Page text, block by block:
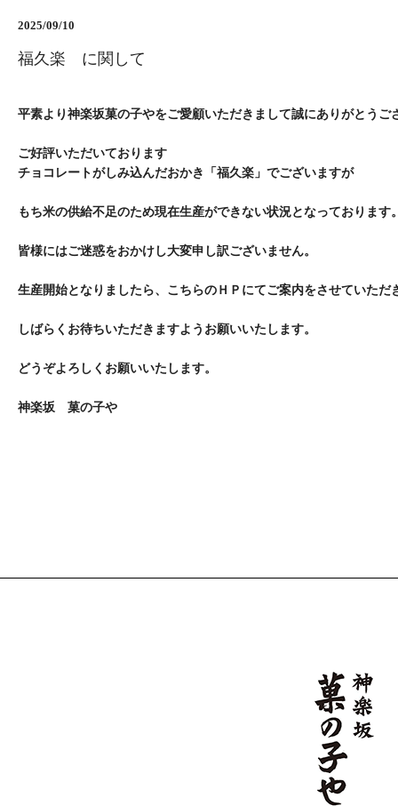
2025/09/10
福久楽 に関して
平素より神楽坂菓の子やをご愛顧いただきまして誠にありがとうご
ご好評いただいております
チョコレートがしみ込んだおかき「福久楽」でございますが
もち米の供給不足のため現在生産ができない状況となっております
皆様にはご迷惑をおかけし大変申し訳ございません。
生産開始となりましたら、こちらのＨＰにてご案内をさせていただ
しばらくお待ちいただきますようお願いいたします。
どうぞよろしくお願いいたします。
神楽坂 菓の子や